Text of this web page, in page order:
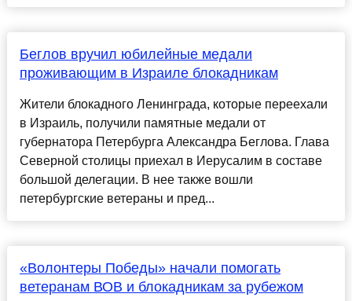
Беглов вручил юбилейные медали
проживающим в Израиле блокадникам
Жители блокадного Ленинграда, которые переехали
в Израиль, получили памятные медали от
губернатора Петербурга Александра Беглова. Глава
Северной столицы приехал в Иерусалим в составе
большой делегации. В нее также вошли
петербургские ветераны и пред...
«Волонтеры Победы» начали помогать
ветеранам ВОВ и блокадникам за рубежом